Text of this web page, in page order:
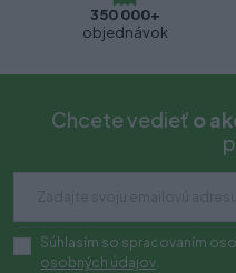
350 000+
objednávok
Chcete vedieť o
Súhlasím so spracovaním
osobných údajov.